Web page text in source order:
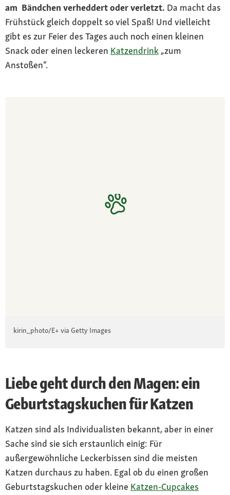
am Bändchen verheddert oder verletzt. Da macht das
Frühstück gleich doppelt so viel Spaß! Und vielleicht
gibt es zur Feier des Tages auch noch einen kleinen
Snack oder einen leckeren Katzendrink „zum
Anstoßen“.
kirin_photo/E+ via Getty Images
Liebe geht durch den Magen: ein
Geburtstagskuchen für Katzen
Katzen sind als Individualisten bekannt, aber in einer
Sache sind sie sich erstaunlich einig: Für
außergewöhnliche Leckerbissen sind die meisten
Katzen durchaus zu haben. Egal ob du einen großen
Geburtstagskuchen oder kleine Katzen-Cupcakes